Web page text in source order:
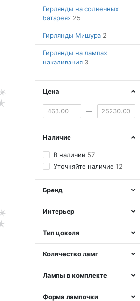
Гирлянды на солнечных
батареях 25
Гирлянды Мишура 2
Гирлянды на лампах
накаливания 3
Цена
—
Наличие
В наличии 57
Уточняйте наличие 12
Бренд
Интерьер
Тип цоколя
Количество ламп
Лампы в комплекте
Форма лампочки